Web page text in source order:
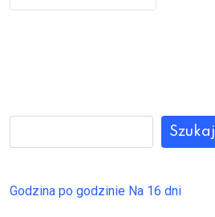
Szukaj
Godzina po godzinie Na 16 dni